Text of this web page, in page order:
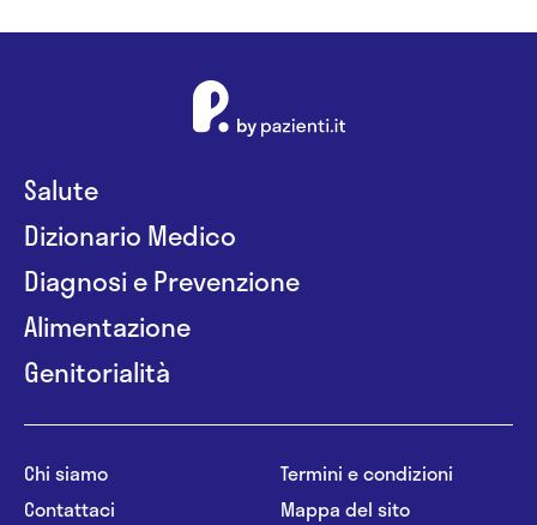
Salute
Dizionario Medico
Diagnosi e Prevenzione
Alimentazione
Genitorialità
Chi siamo
Contattaci
Termini e condizioni
Mappa del sito